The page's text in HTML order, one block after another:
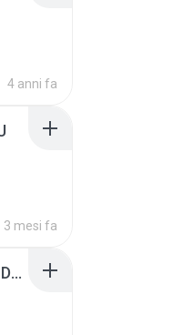
4 anni fa
3 mesi fa
[Witanime.com] KWONMSNITIK1NGTDNN EP 05 HD.mp4